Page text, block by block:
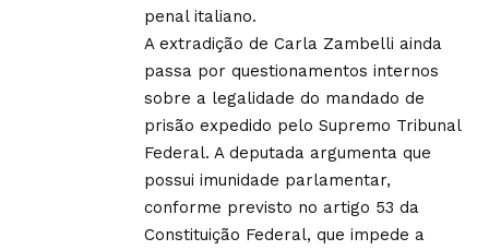
penal italiano.
A extradição de Carla Zambelli ainda
passa por questionamentos internos
sobre a legalidade do mandado de
prisão expedido pelo Supremo Tribunal
Federal. A deputada argumenta que
possui imunidade parlamentar,
conforme previsto no artigo 53 da
Constituição Federal, que impede a